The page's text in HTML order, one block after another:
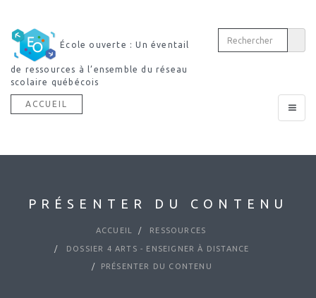
École ouverte : Un éventail
de ressources à l’ensemble du réseau
scolaire québécois
Toggle
ACCUEIL
PRÉSENTER DU CONTENU
ACCUEIL RESSOURCES
DOSSIER 4 ARTS - ENSEIGNER À DISTANCE
PRÉSENTER DU CONTENU